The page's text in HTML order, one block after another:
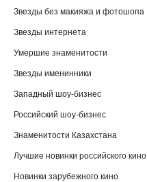
Звезды без макияжа и фотошопа
Звезды интернета
Умершие знаменитости
Звезды именинники
Западный шоу-бизнес
Российский шоу-бизнес
Знаменитости Казахстана
Лучшие новинки российского кино
Новинки зарубежного кино